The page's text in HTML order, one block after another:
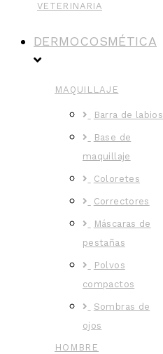
VETERINARIA
DERMOCOSMÉTICA
MAQUILLAJE
Barra de labios
Base de
maquillaje
Coloretes
Correctores
Máscaras de
pestañas
Polvos
compactos
Sombras de
ojos
HOMBRE